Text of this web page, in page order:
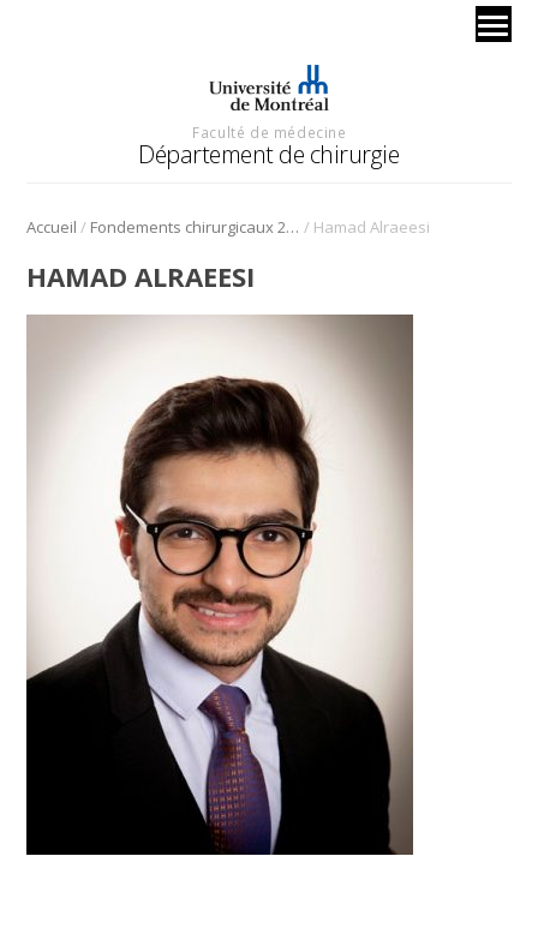
Faculté de médecine
Département de chirurgie
Accueil / Fondements chirurgicaux 2024 – ORL / Hamad Alraeesi
HAMAD ALRAEESI